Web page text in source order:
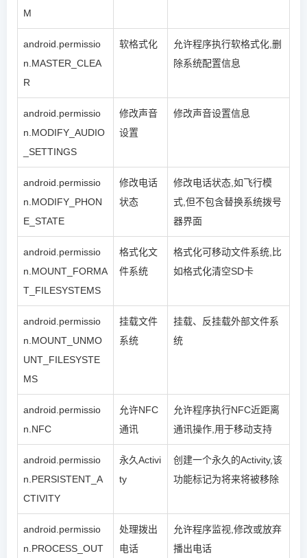
M
android.permissio
n.MASTER_CLEA
R
软格式化
允许程序执行软格式化,删
除系统配置信息
android.permissio
n.MODIFY_AUDIO
_SETTINGS
修改声音
设置
修改声音设置信息
android.permissio
n.MODIFY_PHON
E_STATE
修改电话
状态
修改电话状态,如飞行模
式,但不包含替换系统拨号
器界面
android.permissio
n.MOUNT_FORMA
T_FILESYSTEMS
格式化文
件系统
格式化可移动文件系统,比
如格式化清空SD卡
android.permissio
n.MOUNT_UNMO
UNT_FILESYSTE
MS
挂载文件
系统
挂载、反挂载外部文件系
统
android.permissio
n.NFC
允许NFC
通讯
允许程序执行NFC近距离
通讯操作,用于移动支持
android.permissio
n.PERSISTENT_A
CTIVITY
永久Activi
ty
创建一个永久的Activity,该
功能标记为将来将被移除
android.permissio
n.PROCESS_OUT
处理拨出
电话
允许程序监视,修改或放弃
播出电话